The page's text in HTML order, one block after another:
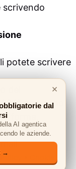
scrivendo
potete scrivere
del
non sono
forma,
un link
mail.
×
dal
AI agentica
le aziende.
→